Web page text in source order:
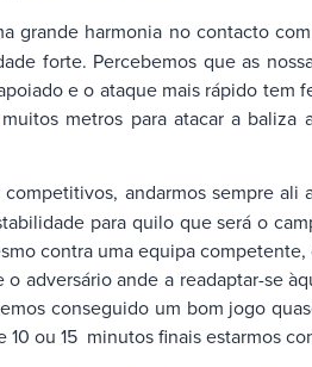
grande harmonia no contacto
forte. Percebemos que as
e o ataque mais rápido
metros para atacar a
andarmos sempre
para quilo que será o
contra uma equipa
adversário ande a readaptar-se
conseguido um bom jogo
ou 15 minutos finais estarmos